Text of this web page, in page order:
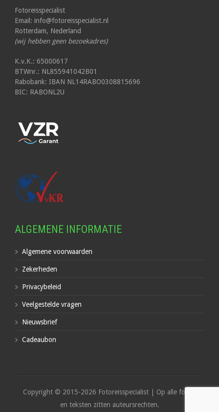
Fotoreisspecialist
Email: info@fotoreisspecialist.nl
Rotterdam, Nederland
(wij hebben geen bezoekadres)
K.v.K.: 65000617
BTWnr.: NL855941042B01
Rabobank: IBAN NL14RABO0308815696
BIC: RABONL2U
ALGEMENE INFORMATIE
Algemene voorwaarden
Zekerheden
Privacybeleid
Veelgestelde vragen
Nieuwsbrief
Cadeaubon
Copyright © 2015-2026 Fotoreisspecialist | Op alle foto's
en teksten zitten auteursrechten.